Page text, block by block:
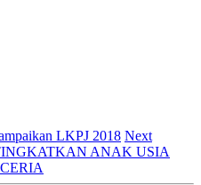
LKPJ 2018 Next
ANAK USIA